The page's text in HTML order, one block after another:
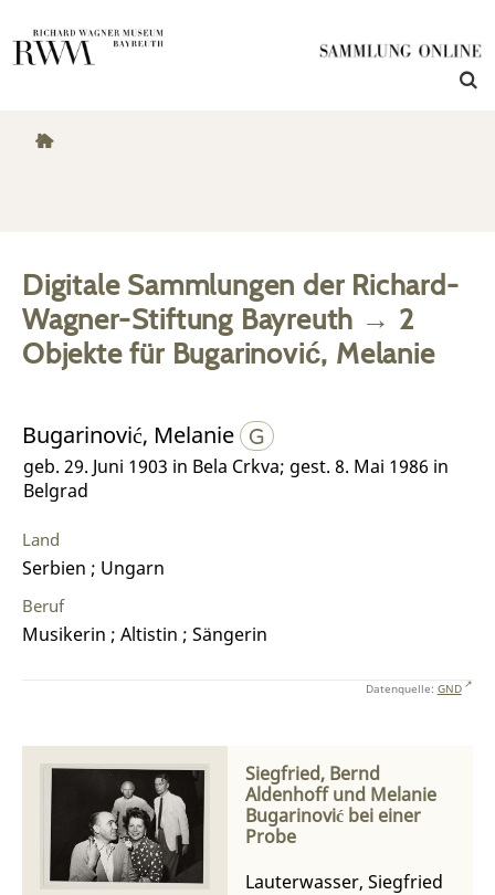
Digitale Sammlungen der Richard-
Wagner-Stiftung Bayreuth → 2
Objektefür Bugarinović, Melanie
Bugarinović, Melanie
geb. 29. Juni 1903 in Bela Crkva; gest. 8. Mai 1986 in
Belgrad
Land
Serbien ; Ungarn
Beruf
Musikerin ; Altistin ; Sängerin
Datenquelle: GND
Siegfried, Bernd
Aldenhoff und Melanie
Bugarinović bei einer
Probe
Lauterwasser, Siegfried